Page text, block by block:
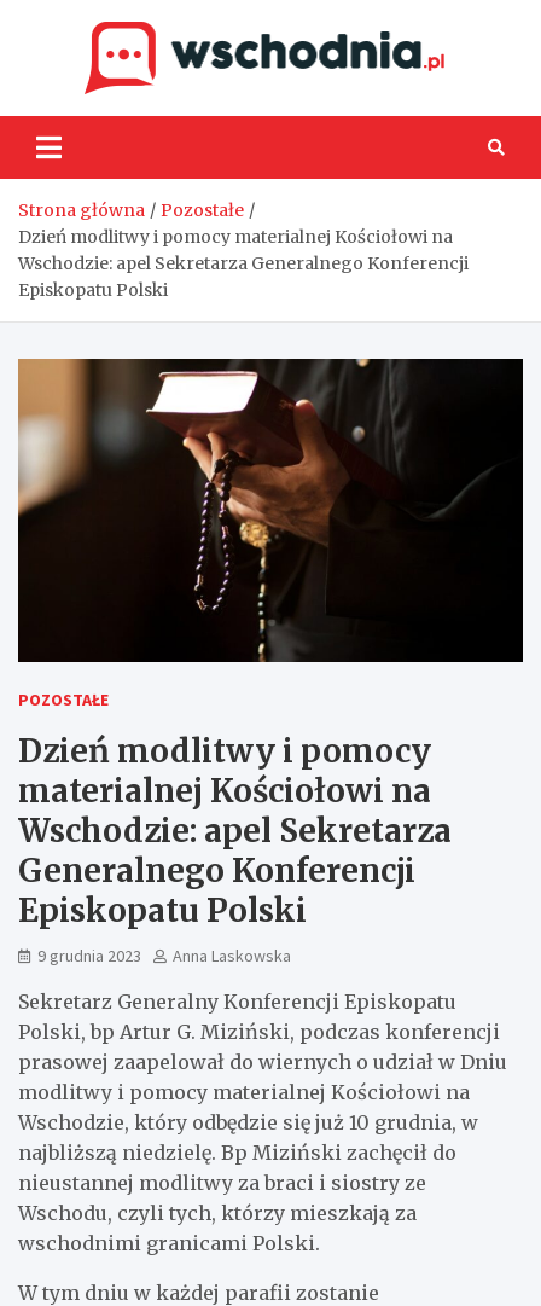
Strona główna
Pozostałe
Dzień modlitwy i pomocy materialnej Kościołowi na
Wschodzie: apel Sekretarza Generalnego Konferencji
Episkopatu Polski
POZOSTAŁE
Dzień modlitwy i pomocy
materialnej Kościołowi na
Wschodzie: apel Sekretarza
Generalnego Konferencji
Episkopatu Polski
9 grudnia 2023 Anna Laskowska
Sekretarz Generalny Konferencji Episkopatu
Polski, bp Artur G. Miziński, podczas konferencji
prasowej zaapelował do wiernych o udział w Dniu
modlitwy i pomocy materialnej Kościołowi na
Wschodzie, który odbędzie się już 10 grudnia, w
najbliższą niedzielę. Bp Miziński zachęcił do
nieustannej modlitwy za braci i siostry ze
Wschodu, czyli tych, którzy mieszkają za
wschodnimi granicami Polski.
W tym dniu w każdej parafii zostanie